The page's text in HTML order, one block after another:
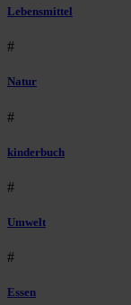
Lebensmittel
#
Natur
#
kinderbuch
#
Umwelt
#
Essen